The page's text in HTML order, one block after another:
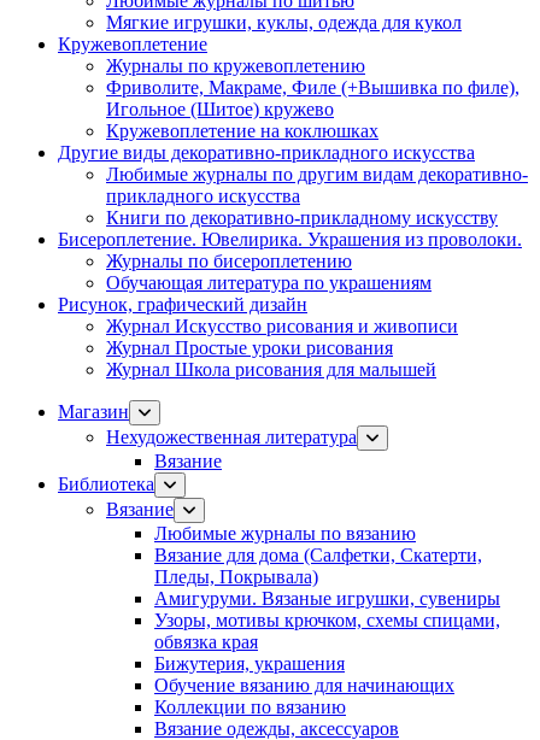
Мягкие игрушки, куклы, одежда для кукол
Кружевоплетение
Журналы по кружевоплетению
Фриволите, Макраме, Филе (+Вышивка по филе),
Игольное (Шитое) кружево
Кружевоплетение на коклюшках
Другие виды декоративно-прикладного искусства
Любимые журналы по другим видам декоративно-
прикладного искусства
Книги по декоративно-прикладному искусству
Бисероплетение. Ювелирика. Украшения из проволоки.
Журналы по бисероплетению
Обучающая литература по украшениям
Рисунок, графический дизайн
Журнал Искусство рисования и живописи
Журнал Простые уроки рисования
Журнал Школа рисования для малышей
Магазин
Нехудожественная литература
Вязание
Библиотека
Вязание
Любимые журналы по вязанию
Вязание для дома (Салфетки, Скатерти,
Пледы, Покрывала)
Амигуруми. Вязаные игрушки, сувениры
Узоры, мотивы крючком, схемы спицами,
обвязка края
Бижутерия, украшения
Обучение вязанию для начинающих
Коллекции по вязанию
Вязание одежды, аксессуаров